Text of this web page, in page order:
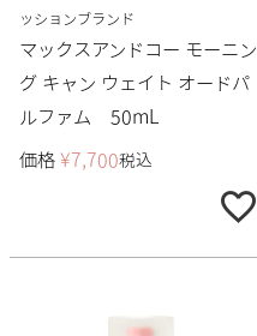
ッションブランド
マックスアンドコー モーニン
グ キャン ウェイト オードパ
ルファム 50mL
価格 ¥7,700税込